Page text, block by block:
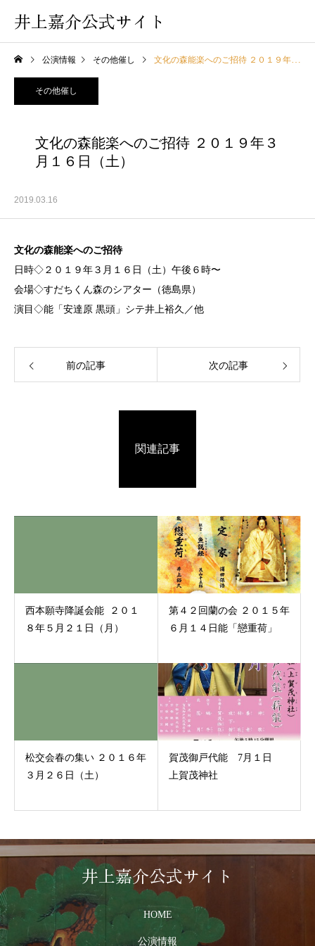
井上嘉介公式サイト
公演情報 その他催し 文化の森能楽へのご招待 ２０１９年３月１６日（土）
その他催し
文化の森能楽へのご招待 ２０１９年３
月１６日（土）
2019.03.16
文化の森能楽へのご招待
日時◇２０１９年３月１６日（土）午後６時〜
会場◇すだちくん森のシアター（徳島県）
演目◇能「安達原 黒頭」シテ井上裕久／他
前の記事 次の記事
関連記事
西本願寺降誕会能 ２０１
８年５月２１日（月）
第４２回蘭の会 ２０１５年
６月１４日能「戀重荷」
松交会春の集い ２０１６年
３月２６日（土）
賀茂御戸代能 7月１日
上賀茂神社
井上嘉介公式サイト
HOME
公演情報